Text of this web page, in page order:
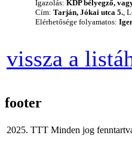
Igazolás: KDP bélyegző,
Cím: Tarján, Jókai utca 5. ,
Elérhetősége folyamatos:
vissza a
footer
2025. TTT Minden jog